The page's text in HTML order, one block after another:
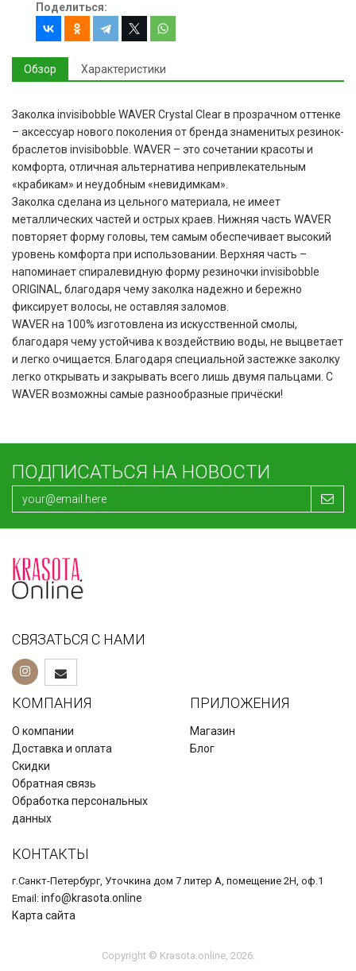
Поделиться:
Обзор Характеристики
Заколка invisibobble WAVER Crystal Clear в прозрачном оттенке
– аксессуар нового поколения от бренда знаменитых резинок-
браслетов invisibobble. WAVER – это сочетании красоты и
комфорта, отличная альтернатива непривлекательным
«крабикам» и неудобным «невидимкам».
Заколка сделана из цельного материала, не имеет
металлических частей и острых краев. Нижняя часть WAVER
повторяет форму головы, тем самым обеспечивает высокий
уровень комфорта при использовании. Верхняя часть –
напоминает спиралевидную форму резиночки invisibobble
ORIGINAL, благодаря чему заколка надежно и бережно
фиксирует волосы, не оставляя заломов.
WAVER на 100% изготовлена из искусственной смолы,
благодаря чему устойчива к воздействию воды, не выцветает
и легко очищается. Благодаря специальной застежке заколку
легко открывать и закрывать всего лишь двумя пальцами. С
WAVER возможны самые разнообразные причёски!
ПОДПИСАТЬСЯ НА НОВОСТИ
СВЯЗАТЬСЯ С НАМИ
КОМПАНИЯ
О компании
Доставка и оплата
Скидки
Обратная связь
Обработка персональных
данных
ПРИЛОЖЕНИЯ
Магазин
Блог
КОНТАКТЫ
г.Санкт-Петербург, Уточкина дом 7 литер А, помещение 2Н, оф.1
Email: info@krasota.online
Карта сайта
Copyright © Krasota.online, 2026.